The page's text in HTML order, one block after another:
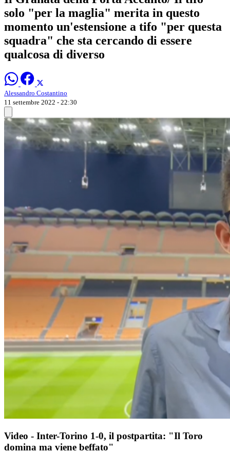
solo "per la maglia" merita in questo
momento un'estensione a tifo "per questa
squadra" che sta cercando di essere
qualcosa di diverso
Alessandro Costantino
11 settembre 2022 - 22:30
Video - Inter-Torino 1-0, il postpartita: "Il Toro
domina ma viene beffato"